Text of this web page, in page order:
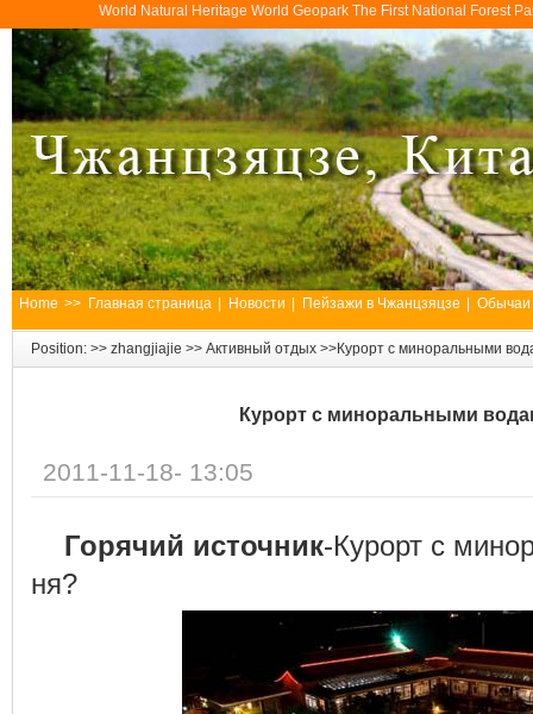
World Natural Heritage World Geopark The First National
Home >> Главная страница Новости Пейзажи в Чжанцзяцзе Обычаи
Position: >> zhangjiajie >> Активный отдых >>Курорт с миноральными
Курорт с миноральными
2011-11-18- 13:05
Горячий источник-Курорт с
ня?